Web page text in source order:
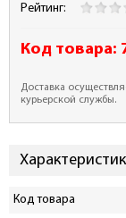
Рейтинг:
Код товара:
Доставка
курьерской службы.
Код товара